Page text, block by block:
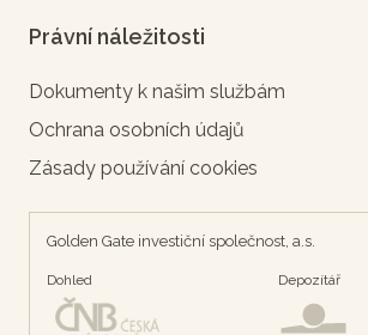
Právní náležitosti
Dokumenty k našim službám
Ochrana osobních údajů
Zásady používání cookies
Golden Gate investiční společnost, a.s.
Dohled Depozítář